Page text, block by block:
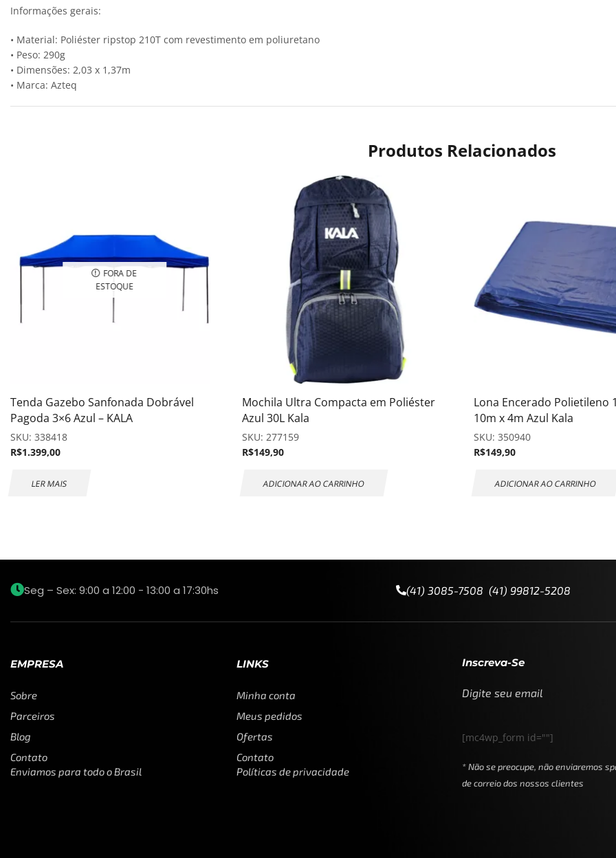
Informações gerais:
• Material: Poliéster ripstop 210T com revestimento em poliuretano
• Peso: 290g
• Dimensões: 2,03 x 1,37m
• Marca: Azteq
Produtos Relacionados
FORA DE
ESTOQUE
Tenda Gazebo Sanfonada Dobrável
Pagoda 3×6 Azul – KALA
SKU: 338418
R$1.399,00
LER MAIS
Mochila Ultra Compacta em Poliéster
Azul 30L Kala
SKU: 277159
R$149,90
ADICIONAR AO CARRINHO
Lona Encerado Polietileno
10m x 4m Azul Kala
SKU: 350940
R$149,90
ADICIONAR AO CARRINHO
Seg – Sex: 9:00 a 12:00 - 13:00 a 17:30hs (41) 3085-7508 (41) 99812-5208
EMPRESA
Sobre
Parceiros
Blog
Contato
Enviamos para todo o Brasil
LINKS
Minha conta
Meus pedidos
Ofertas
Contato
Políticas de privacidade
Inscreva-Se
Digite seu email
[mc4wp_form id=""]
* Não se preocupe, não enviaremos
de correio dos nossos clientes